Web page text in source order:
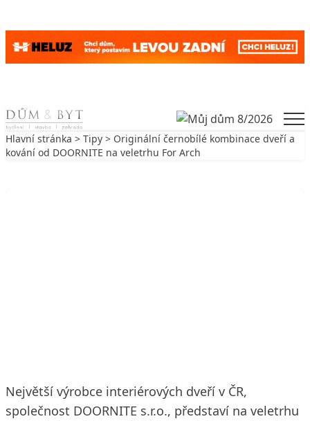
Skip to content
Hlavní stránka > Tipy > Originální černobílé kombinace dveří a
kování od DOORNITE na veletrhu For Arch
Největší výrobce interiérových dveří v ČR,
společnost DOORNITE s.r.o., představí na veletrhu